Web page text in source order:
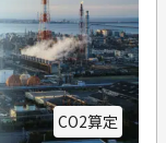
CO2算定